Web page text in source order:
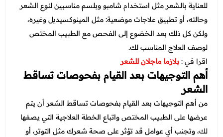
للعناية بالشعر مثل استخدام شامبو وبلسم مناسبين لنوع الشعر
وحالته، أو تطبيق علاجات موضعية: مثل المينوكسيديل وغيره،
ولكن كل ذلك بعد الخضوع إلى الفحص مع الطبيب المختص
لوصف العلاج المناسب لك.
اقرا في : بلازما ماجلان للشعر
أهم التوجيهات بعد القيام بفحوصات تساقط
الشعر
من أهم التوجيهات بعد القيام بفحوصات تساقط الشعر أن يتم
عرضها على الطبيب المختص واتباع الخطة العلاجية التي يصفها
لك، وتجنب أي عوامل قد تؤثر على صحة شعرك مثل التوتر، أو